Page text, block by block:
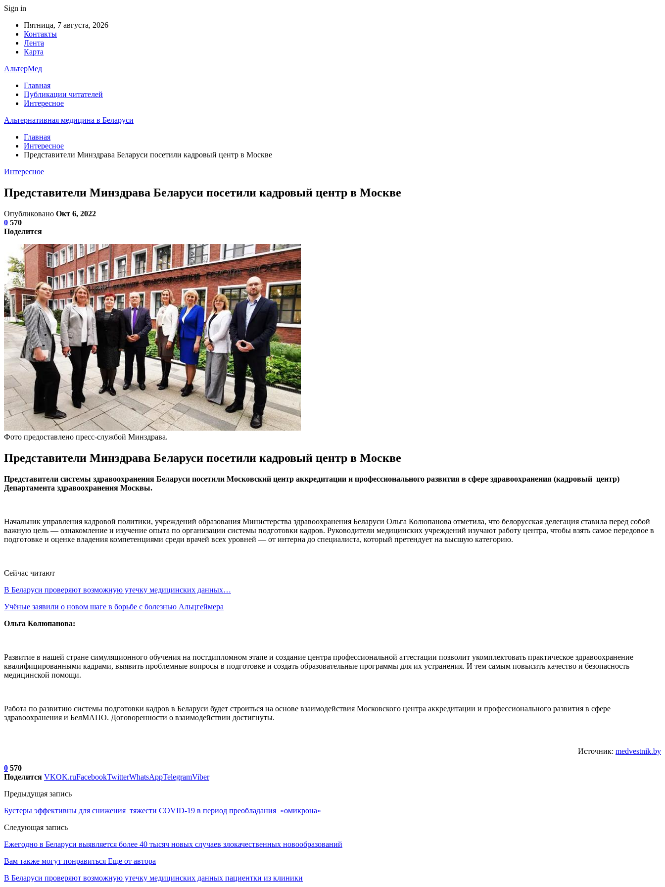
Sign in
Пятница, 7 августа, 2026
Контакты
Лента
Карта
АльтерМед
Главная
Публикации читателей
Интересное
Альтернативная медицина в Беларуси
Главная
Интересное
Представители Минздрава Беларуси посетили кадровый центр в Москве
Интересное
Представители Минздрава Беларуси посетили кадровый центр в Москве
Опубликовано Окт 6, 2022
0 570
Поделится
Фото предоставлено пресс-службой Минздрава.
Представители Минздрава Беларуси посетили кадровый центр в Москве
Представители системы здравоохранения Беларуси посетили Московский центр аккредитации и профессионального развития в сфере здравоохранения (кадровый центр)
Департамента здравоохранения Москвы.
Начальник управления кадровой политики, учреждений образования Министерства здравоохранения Беларуси Ольга Колюпанова отметила, что белорусская делегация ставила перед собой
важную цель — ознакомление и изучение опыта по организации системы подготовки кадров. Руководители медицинских учреждений изучают работу центра, чтобы взять самое передовое в
подготовке и оценке владения компетенциями среди врачей всех уровней — от интерна до специалиста, который претендует на высшую категорию.
Сейчас читают
В Беларуси проверяют возможную утечку медицинских данных…
Учёные заявили о новом шаге в борьбе с болезнью Альцгеймера
Ольга Колюпанова:
Развитие в нашей стране симуляционного обучения на постдипломном этапе и создание центра профессиональной аттестации позволит укомплектовать практическое здравоохранение
квалифицированными кадрами, выявить проблемные вопросы в подготовке и создать образовательные программы для их устранения. И тем самым повысить качество и безопасность
медицинской помощи.
Работа по развитию системы подготовки кадров в Беларуси будет строиться на основе взаимодействия Московского центра аккредитации и профессионального развития в сфере
здравоохранения и БелМАПО. Договоренности о взаимодействии достигнуты.
Источник: medvestnik.by
0 570
Поделится VKOK.ruFacebookTwitterWhatsAppTelegramViber
Предыдущая запись
Бустеры эффективны для снижения тяжести COVID-19 в период преобладания «омикрона»
Следующая запись
Ежегодно в Беларуси выявляется более 40 тысяч новых случаев злокачественных новообразований
Вам также могут понравиться Еще от автора
В Беларуси проверяют возможную утечку медицинских данных пациентки из клиники